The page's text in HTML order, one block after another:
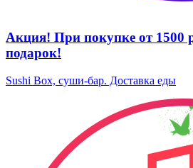
Акция! При покупке от 1500
подарок!
Sushi Box, суши-бар. Доставка еды